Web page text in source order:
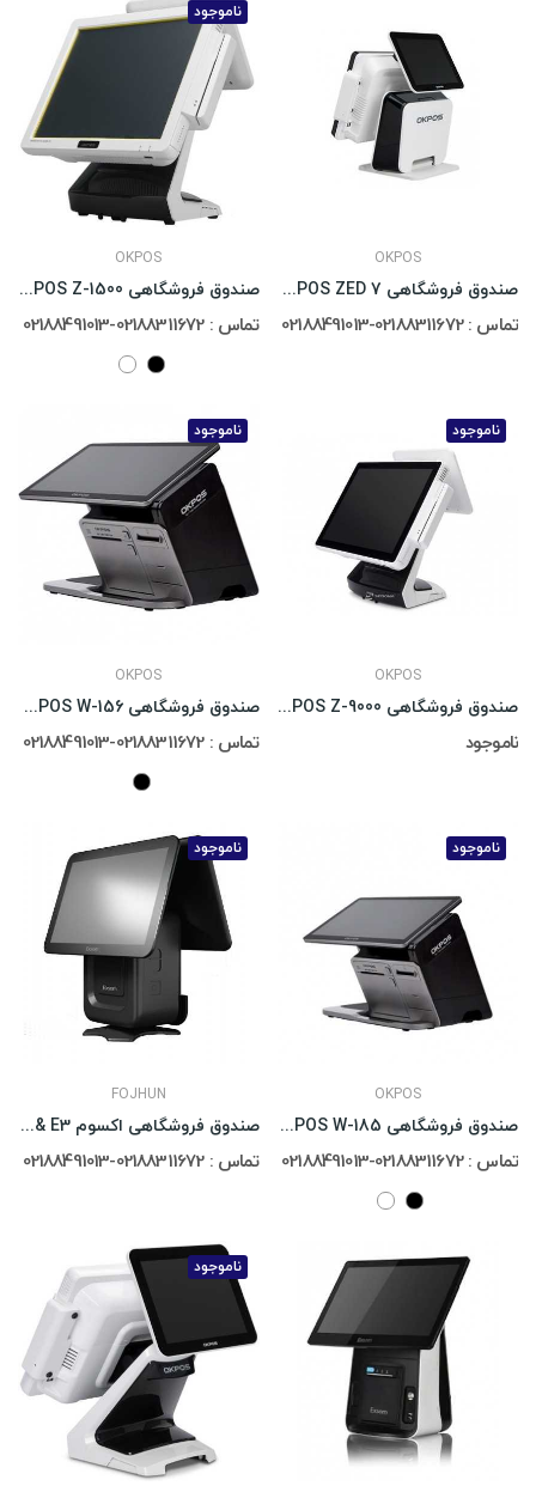
OKPOS
صندوق فروشگاهی OKPOS ZED 7
تماس : 02188311672-02188491013
ناموجود
OKPOS
صندوق فروشگاهی OKPOS Z-1500
تماس : 02188311672-02188491013
ناموجود
OKPOS
صندوق فروشگاهی OKPOS Z-9000
ناموجود
ناموجود
OKPOS
صندوق فروشگاهی OKPOS W-156
تماس : 02188311672-02188491013
ناموجود
OKPOS
صندوق فروشگاهی OKPOS W-185
تماس : 02188311672-02188491013
ناموجود
FOJHUN
صندوق فروشگاهی اکسوم E1 & E3
تماس : 02188311672-02188491013
ناموجود